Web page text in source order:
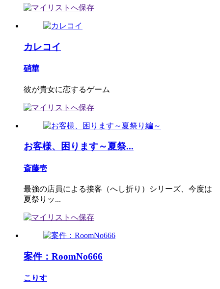
カレコイ
硝華
彼が貴女に恋するゲーム
お客様、困ります～夏祭...
斎藤壱
最強の店員による接客（へし折り）シリーズ、今度は
夏祭りッ...
案件：RoomNo666
こりす